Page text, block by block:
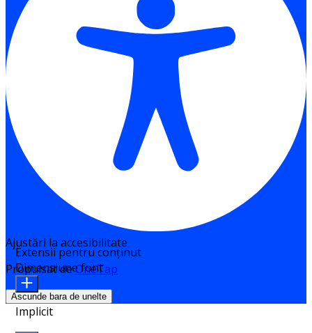
Ajustări la accesibilitate
Propulsat deOneTap
Ascunde bara de unelte
Extensii pentru conținut
Dimensiune font
Implicit